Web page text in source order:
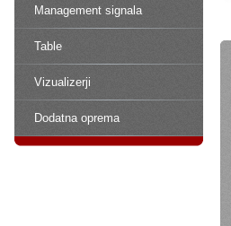
Management signala
Table
Vizualizerji
Dodatna oprema